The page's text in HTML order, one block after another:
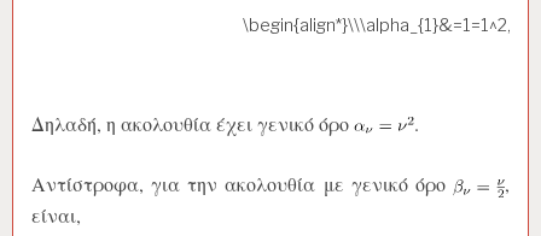
Δηλαδή, η ακολουθία έχει γενικό όρο .
Αντίστροφα, για την ακολουθία με γενικό όρο
,
είναι,